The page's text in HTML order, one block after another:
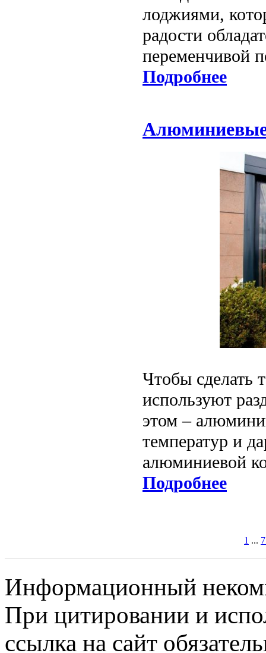
лоджиями,
радости
переменчивой
Подробнее
Алюминиевые
Чтобы сделать
используют
этом –
температур и
алюминиевой
Подробнее
1 ...
Информационный
При цитировании и
ссылка на сайт